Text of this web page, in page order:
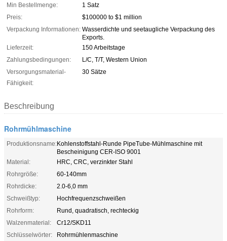
Min Bestellmenge:
1 Satz
Preis:
$100000 to $1 million
Verpackung Informationen: Wasserdichte und seetaugliche Verpackung des
Exports.
Lieferzeit:
150 Arbeitstage
Zahlungsbedingungen:
L/C, T/T, Western Union
Versorgungsmaterial-
Fähigkeit:
30 Sätze
Beschreibung
Rohrmühlmaschine
Produktionsname:Kohlenstoffstahl-Runde PipeTube-Mühlmaschine mit
Bescheinigung CER-ISO 9001
Material:
HRC, CRC, verzinkter Stahl
Rohrgröße:
60-140mm
Rohrdicke:
2.0-6,0 mm
Schweißtyp:
Hochfrequenzschweißen
Rohrform:
Rund, quadratisch, rechteckig
Walzenmaterial:
Cr12/SKD11
Schlüsselwörter:
Rohrmühlenmaschine